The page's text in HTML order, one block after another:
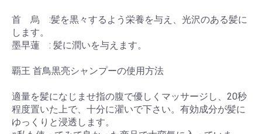
首 烏 :髪を黒々するよう栄養を与え、光沢のある髪に
します。
墨早蓮 : 髪に潤いを与えます。
覇王 首鳥黒亮シャンプーの使用方法
適量を髪になじませ指の腹で優しくマッサージし、20秒
程度置いた上で、十分に濯いで下さい。有効成分が髪に
ゆっくりと浸透します。